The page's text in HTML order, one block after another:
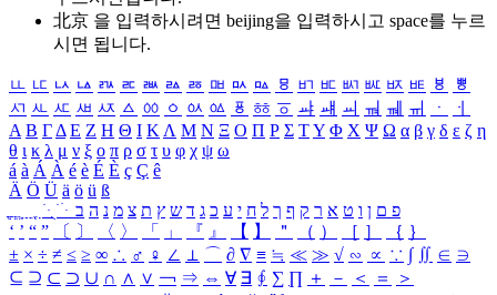
北京 을 입력하시려면 beijing을 입력하시고 space를 누르
시면 됩니다.
ㅥ ㅦ ㅧ ㅨ ㅩ ㅪ ㅫ ㅬ ㅭ ㅮ ㅯ ㅰ ㅱ ㅲ ㅳ ㅴ ㅵ ㅶ ㅷ ㅸ
ㅹ
ㅺ ㅻ ㅼ ㅽ ㅾ ㅿ ㆀ ㆁ ㆂ ㆃ ㆄ ㆅ ㆆ ㆇ ㆈ ㆉ ㆊ ㆋ ㆌ ㆍ
ㆎ
Α Β ΓΔ Ε Ζ Η Θ Ι ΚΛ Μ Ν Ξ Ο Π Ρ Σ ΤΥ Φ Χ Ψ Ω α β γ δ ε ζ η
θ ι κ λ μ ν ξ ο π ρ σ τ υ φ χ ψ ω
á à Á À é è É È ç Ç ê
Ä Ö Ü ä ö ü ß
ִֶֹ ֻּ ׁׂ פ ם ן ו ט א ר ק ף ך ל ח י ע כ ג ד ש ץ ת צ מ נ ה ב
‘ ’ “ ” 〔 〕 〈 〉 「 」 『 』 【 】 ＂ （ ） ［ ］ ｛ ｝
± × ÷ ≠ ≤ ≥ ∞ ∴ ♂ ♀ ∠ ⊥ ⌒ ∂ ∇ ≡ ≒ ≪ ≫ √ ∽ ∝ ∵ ∫ ∬ ∈ ∋
⊆ ⊇ ⊂ ⊃ ∪ ∩ ∧ ∨ ￢ ⇒ ⇔ ∀ ∃ ∮ ∑ ∏ ＋ － ＜ ＝
＞